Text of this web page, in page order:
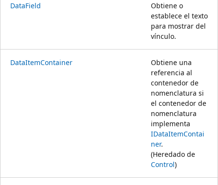
DataField
Obtiene o
establece el texto
para mostrar del
vínculo.
DataItemContainer
Obtiene una
referencia al
contenedor de
nomenclatura si
el contenedor de
nomenclatura
implementa
IDataItemContai
ner.
(Heredado de
Control)